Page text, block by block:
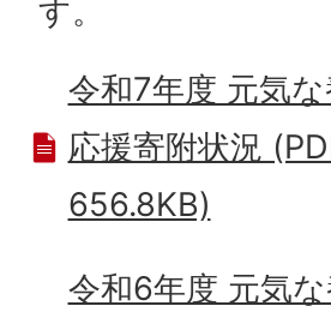
す。
令和7年度 元気
応援寄附状況
656.8KB)
令和6年度 元気